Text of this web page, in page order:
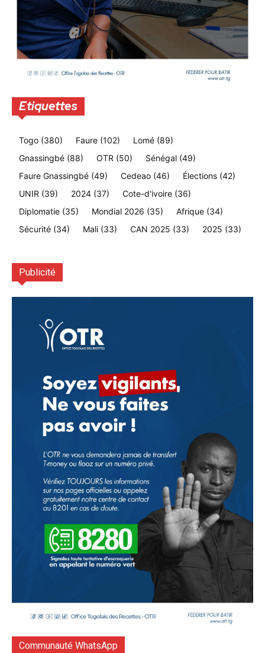
Etiquettes
Togo (380) Faure (102) Lomé (89)
Gnassingbé (88) OTR (50) Sénégal (49)
Faure Gnassingbé (49) Cedeao (46) Élections (42)
UNIR (39) 2024 (37) Cote-d'ivoire (36)
Diplomatie (35) Mondial 2026 (35) Afrique (34)
Sécurité (34) Mali (33) CAN 2025 (33) 2025 (33)
Publicité
Communauté WhatsApp